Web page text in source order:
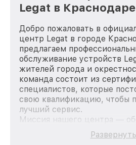
Legat в Краснодаре
Добро пожаловать в
центр Legat в городе
предлагаем
обслуживание устройств
жителей города и
команда состоит из
специалистов, которые
свою квалификацию, чтобы
лучший сервис.
Миссия нашего центра —
качественный и доступный
каждого пользователя
Развернуть